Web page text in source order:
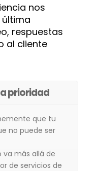
nos
respuestas
al cliente
prioridad
que tu
no puede ser
más allá de
de servicios de